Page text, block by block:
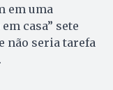
em uma
casa” sete
não seria tarefa